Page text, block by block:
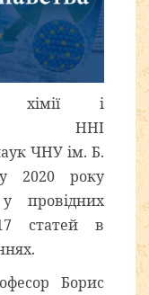
хімії і
ННІ
ЧНУ ім. Б.
2020 року
провідних
статей в
Борис